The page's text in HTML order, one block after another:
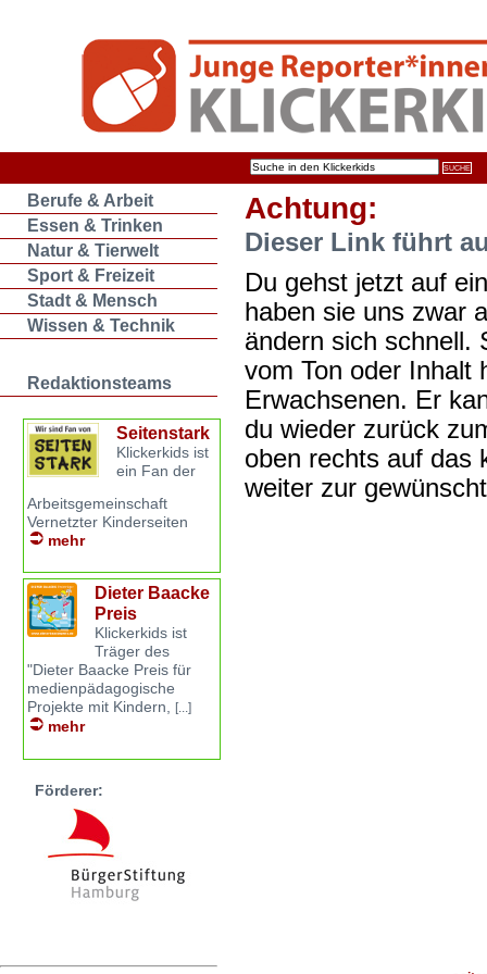
Berufe & Arbeit
Essen & Trinken
Natur & Tierwelt
Sport & Freizeit
Stadt & Mensch
Wissen & Technik
Redaktionsteams
Seitenstark
Klickerkids ist
ein Fan der
Arbeitsgemeinschaft
Vernetzter Kinderseiten
mehr
Dieter Baacke
Preis
Klickerkids ist
Träger des
"Dieter Baacke Preis für
medienpädagogische
Projekte mit Kindern, [...]
mehr
Förderer:
Achtung:
Dieser Link führt
Du gehst jetzt auf
haben sie uns zwar
ändern sich schnell.
vom Ton oder Inhalt
Erwachsenen. Er
du wieder zurück
oben rechts auf das
weiter zur